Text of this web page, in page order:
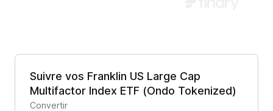
Suivre vos Franklin US Large Cap
Multifactor Index ETF (Ondo Tokenized)
Convertir